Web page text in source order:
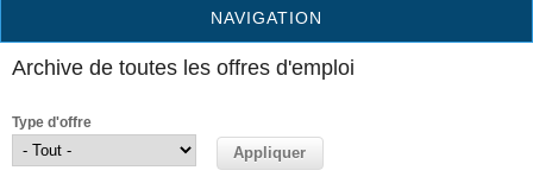
NAVIGATION
Archive de toutes les offres d'emploi
Type d'offre